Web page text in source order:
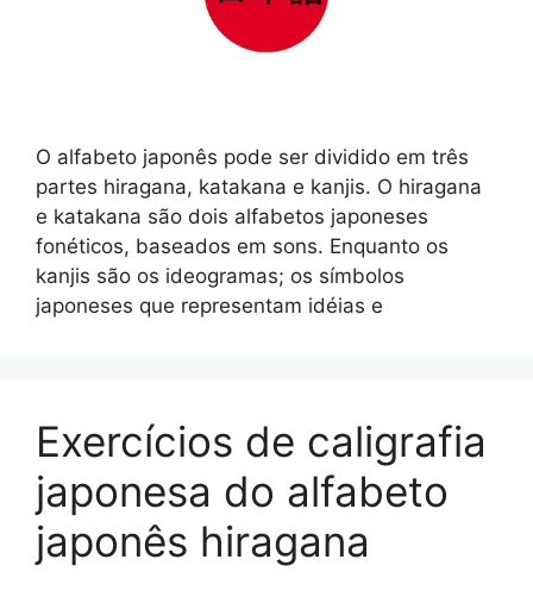
O alfabeto japonês pode ser dividido em três
partes hiragana, katakana e kanjis. O hiragana
e katakana são dois alfabetos japoneses
fonéticos, baseados em sons. Enquanto os
kanjis são os ideogramas; os símbolos
japoneses que representam idéias e
Exercícios de caligrafia
japonesa do alfabeto
japonês hiragana